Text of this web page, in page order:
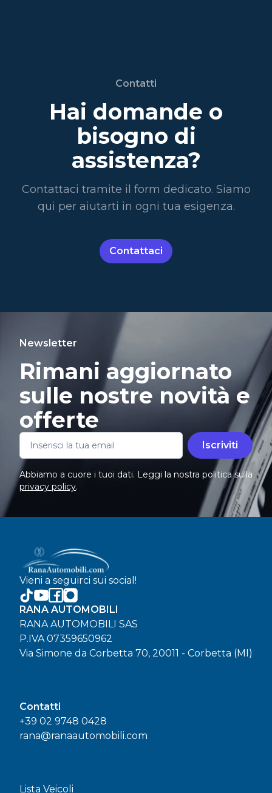
Contatti
Hai domande o
bisogno di
assistenza?
Contattaci tramite il form dedicato. Siamo
qui per aiutarti in ogni tua esigenza.
Contattaci
Newsletter
Rimani aggiornato
sulle nostre novità e
offerte
Iscriviti
Abbiamo a cuore i tuoi dati. Leggi la nostra politica sulla
privacy policy.
Vieni a seguirci sui social!
RANA AUTOMOBILI
RANA AUTOMOBILI SAS
P.IVA 07359650962
Via Simone da Corbetta 70, 20011 - Corbetta (MI)
Contatti
+39 02 9748 0428
rana@ranaautomobili.com
Lista Veicoli